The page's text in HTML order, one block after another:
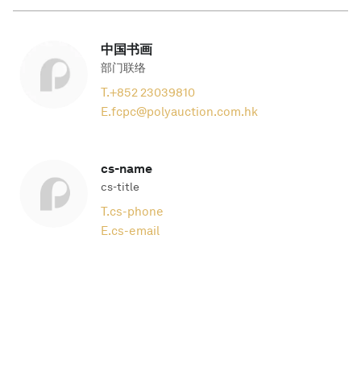
中国书画
部门联络
T.+852 23039810
E.fcpc@polyauction.com.hk
cs-name
cs-title
T.cs-phone
E.cs-email